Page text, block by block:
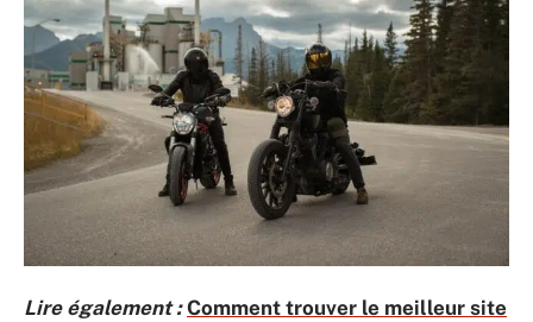
Lire également : Comment trouver le meilleur site